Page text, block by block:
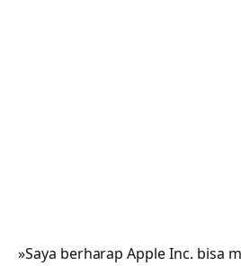
»Saya berharap Apple Inc. bisa